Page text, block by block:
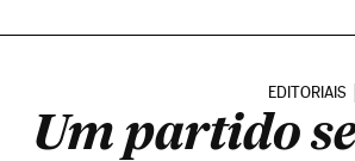
EDITORIAIS
Um partido